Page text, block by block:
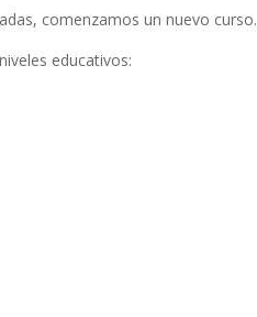
comenzamos un nuevo curso.
educativos: